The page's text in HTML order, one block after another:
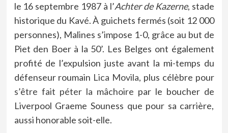
le 16 septembre 1987 à l’Achter de Kazerne, stade
historique du Kavé. À guichets fermés (soit 12 000
personnes), Malines s’impose 1-0, grâce au but de
Piet den Boer à la 50’. Les Belges ont également
profité de l’expulsion juste avant la mi-temps du
défenseur roumain Lica Movila, plus célèbre pour
s’être fait péter la mâchoire par le boucher de
Liverpool Graeme Souness que pour sa carrière,
aussi honorable soit-elle.